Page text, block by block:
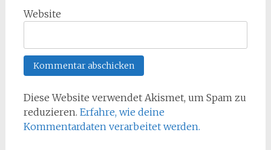
Website
Diese Website verwendet Akismet, um Spam zu
reduzieren. Erfahre, wie deine
Kommentardaten verarbeitet werden.